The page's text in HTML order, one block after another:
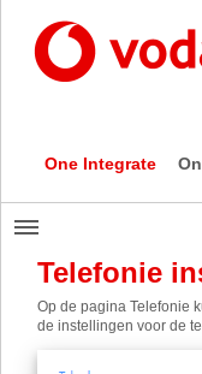
One Integrate
Telefonie
Op de pagina Telefonie
de instellingen voor de